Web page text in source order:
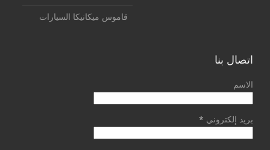
قاموس ميكانيكا السيارات
اتصال بنا
الاسم
بريد إلكتروني *